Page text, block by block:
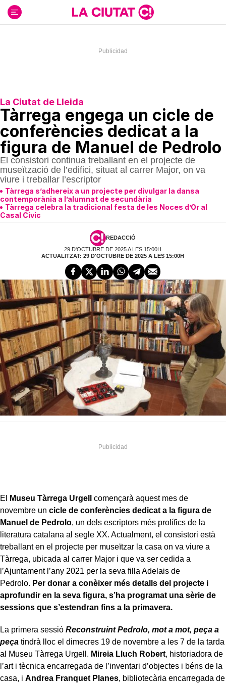
contenido
La Ciutat de Lleida
Tàrrega engega un cicle de
conferències dedicat a la
figura de Manuel de Pedrolo
El consistori continua treballant en el projecte de
museïtzació de l’edifici, situat al carrer Major, on va
viure i treballar l’escriptor
Tàrrega s’adhereix a un projecte per divulgar la dansa
contemporània a l’alumnat de secundària
Tàrrega celebra la tradicional festa de les Noces d’Or al
Casal Cívic
REDACCIÓ
29 D'OCTUBRE DE 2025 A LES 15:00H
ACTUALITZAT: 29 D'OCTUBRE DE 2025 A LES 15:00H
El Museu Tàrrega Urgell
començarà aquest mes de
novembre un cicle de conferències dedicat a la figura de
Manuel de Pedrolo, un dels escriptors més prolífics de la
literatura catalana al segle XX. Actualment, el consistori està
treballant en el projecte per museïtzar la casa on va viure a
Tàrrega, ubicada al carrer Major i que va ser cedida a
l’Ajuntament l’any 2021 per la seva filla Adelais de
Pedrolo. Per donar a conèixer més detalls del projecte i
aprofundir en la seva figura, s’ha programat una sèrie de
sessions que s’estendran fins a la primavera.
La primera sessió Reconstruint Pedrolo, mot a mot, peça a
peça tindrà lloc el dimecres 19 de novembre a les 7 de la tarda
al Museu Tàrrega Urgell. Mireia Lluch Robert, historiadora de
l’art i tècnica encarregada de l’inventari d’objectes i béns de la
casa, i Andrea Franquet Planes, bibliotecària encarregada de